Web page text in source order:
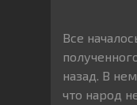
Все
назад. В
что народ